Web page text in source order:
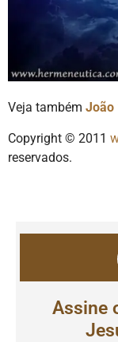
Veja também João
Copyright © 2011
reservados.
Assine